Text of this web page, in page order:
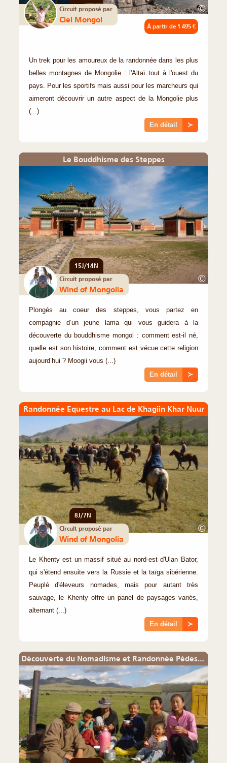
©
Circuit proposé par
Ciel Mongol
À partir de 1 495 €
Un trek pour les amoureux de la randonnée dans les plus
belles montagnes de Mongolie : l'Altaï tout à l'ouest du
pays. Pour les sportifs mais aussi pour les marcheurs qui
aimeront découvrir un autre aspect de la Mongolie plus
(...)
En détail ≻
Le Bouddhisme des Steppes
©
15J/14N
Circuit proposé par
Wind of Mongolia
Plongés au coeur des steppes, vous partez en
compagnie d’un jeune lama qui vous guidera à la
découverte du bouddhisme mongol : comment est-il né,
quelle est son histoire, comment est vécue cette religion
aujourd’hui ? Moogii vous (...)
En détail ≻
Randonnée Equestre au Lac de Khagiin Khar Nuur
©
8J/7N
Circuit proposé par
Wind of Mongolia
Le Khenty est un massif situé au nord-est d'Ulan Bator,
qui s'étend ensuite vers la Russie et la taïga sibérienne.
Peuplé d'éleveurs nomades, mais pour autant très
sauvage, le Khenty offre un panel de paysages variés,
alternant (...)
En détail ≻
Découverte du Nomadisme et Randonnée Pédestre en Arkhangay